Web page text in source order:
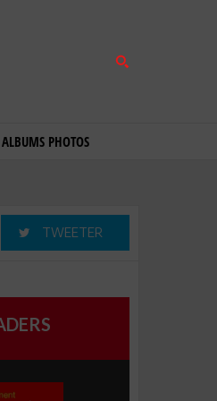
ALBUMS PHOTOS
TWEETER